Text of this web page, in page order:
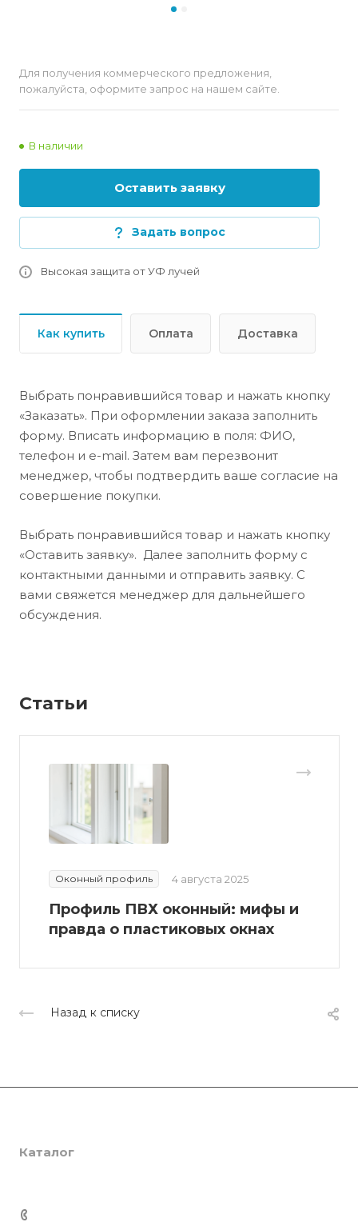
Для получения коммерческого предложения,
пожалуйста, оформите запрос на нашем сайте.
В наличии
Оставить заявку
Задать вопрос
Высокая защита от УФ лучей
Как купить Оплата Доставка
Выбрать понравившийся товар и нажать кнопку
«Заказать». При оформлении заказа заполнить
форму. Вписать информацию в поля: ФИО,
телефон и e-mail. Затем вам перезвонит
менеджер, чтобы подтвердить ваше согласие на
совершение покупки.
Выбрать понравившийся товар и нажать кнопку
«Оставить заявку». Далее заполнить форму с
контактными данными и отправить заявку. С
вами свяжется менеджер для дальнейшего
обсуждения.
Статьи
Оконный профиль 4 августа 2025
Профиль ПВХ оконный: мифы и
правда о пластиковых окнах
Назад к списку
О компании
Отзывы
Каталог
Консалтинг